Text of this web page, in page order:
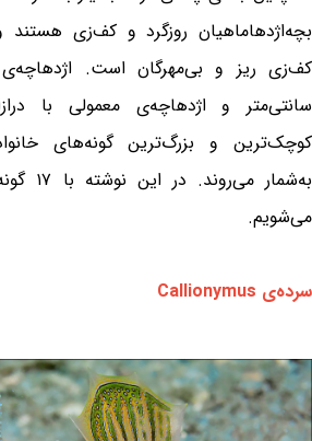
بچه‌اژدهاماهیان روزگرد و کف‌زی هستند
کوچک‌ترین و بزرگ‌ترین گونه‌های
می‌شویم.
سرده‌ی Callionymus